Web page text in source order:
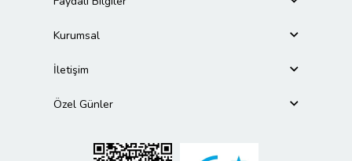
Kurumsal
İletişim
Özel Günler